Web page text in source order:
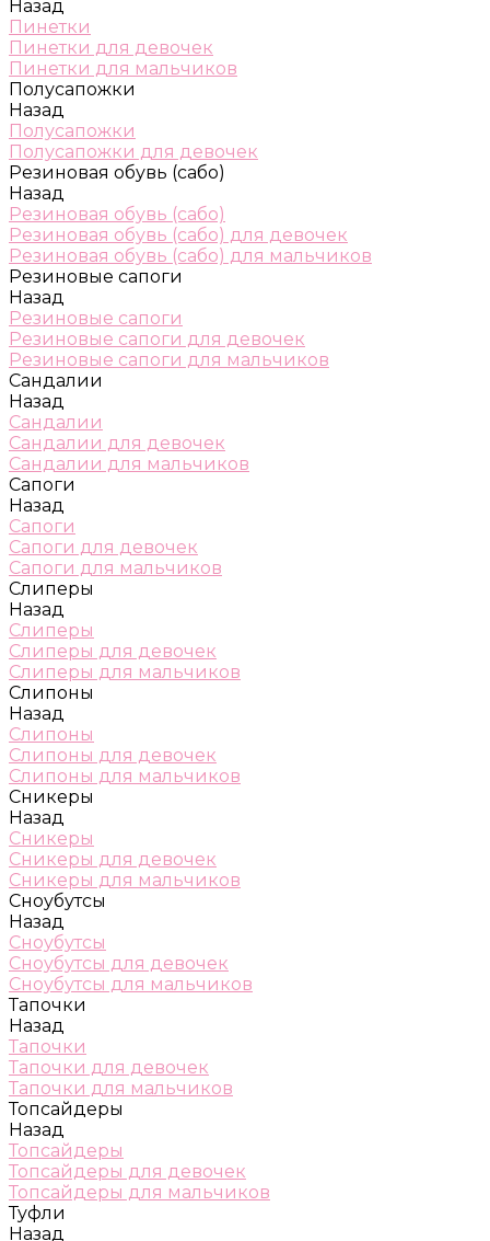
Назад
Пинетки
Пинетки для девочек
Пинетки для мальчиков
Полусапожки
Назад
Полусапожки
Полусапожки для девочек
Резиновая обувь (сабо)
Назад
Резиновая обувь (сабо)
Резиновая обувь (сабо) для девочек
Резиновая обувь (сабо) для мальчиков
Резиновые сапоги
Назад
Резиновые сапоги
Резиновые сапоги для девочек
Резиновые сапоги для мальчиков
Сандалии
Назад
Сандалии
Сандалии для девочек
Сандалии для мальчиков
Сапоги
Назад
Сапоги
Сапоги для девочек
Сапоги для мальчиков
Слиперы
Назад
Слиперы
Слиперы для девочек
Слиперы для мальчиков
Слипоны
Назад
Слипоны
Слипоны для девочек
Слипоны для мальчиков
Сникеры
Назад
Сникеры
Сникеры для девочек
Сникеры для мальчиков
Сноубутсы
Назад
Сноубутсы
Сноубутсы для девочек
Сноубутсы для мальчиков
Тапочки
Назад
Тапочки
Тапочки для девочек
Тапочки для мальчиков
Топсайдеры
Назад
Топсайдеры
Топсайдеры для девочек
Топсайдеры для мальчиков
Туфли
Назад